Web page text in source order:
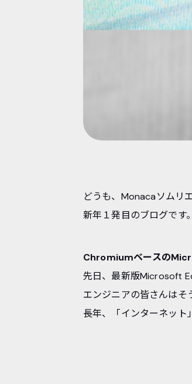
どうも、Monacaソムリエ
新年１発目のブログです。
Chromiumベースの
先日、最新版Microsoft
エンジニアの皆さんはそ
長年、「インターネット